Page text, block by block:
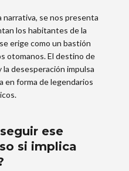
narrativa, se nos presenta
los habitantes de la
erige como un bastión
otomanos. El destino de
desesperación impulsa
en forma de legendarios
ese
si implica